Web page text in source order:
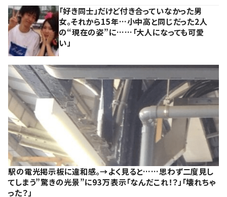
「好き同士」だけど付き合っていなかった男
女。それから15年…小中高と同じだった2人
の“現在の姿”に……「大人になっても可愛
い」
駅の電光掲示板に違和感。→よく見ると……思わず二度見し
てしまう”驚きの光景”に93万表示「なんだこれ！？」「壊れちゃ
った？」